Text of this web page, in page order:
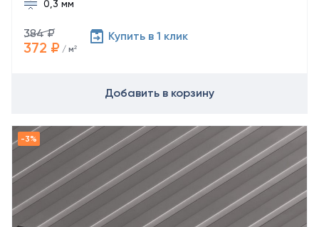
0,3 мм
384 ₽
372 ₽ / м²
Купить в 1 клик
Добавить в корзину